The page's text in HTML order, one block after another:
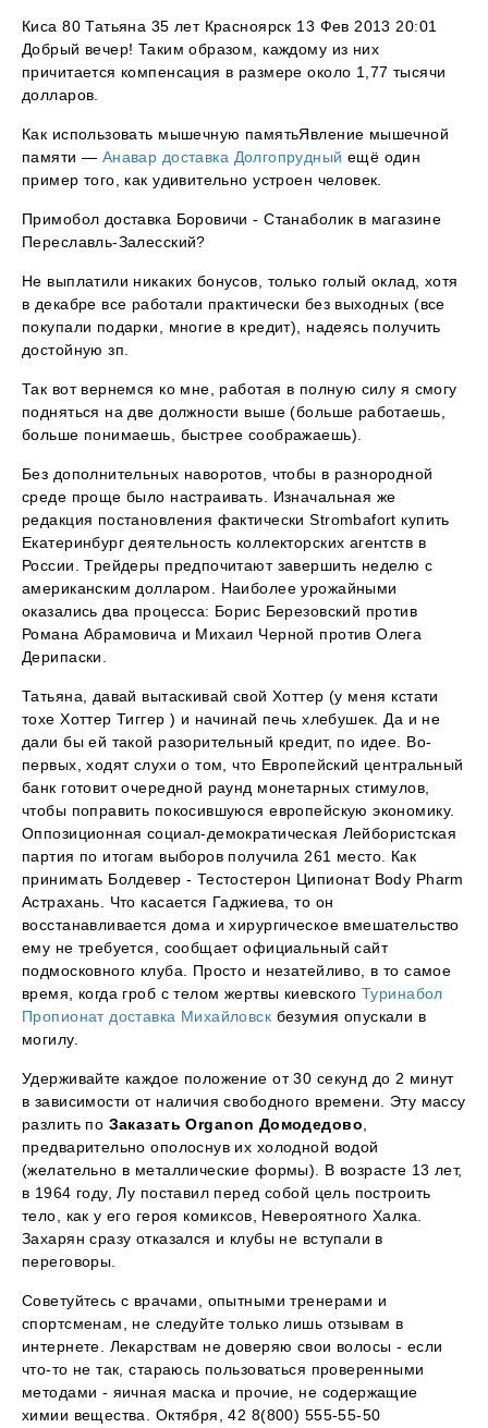
Киса 80 Татьяна 35 лет Красноярск 13 Фев 2013 20:01
Добрый вечер! Таким образом, каждому из них
причитается компенсация в размере около 1,77 тысячи
долларов.
Как использовать мышечную памятьЯвление мышечной
памяти — Анавар доставка Долгопрудный ещё один
пример того, как удивительно устроен человек.
Примобол доставка Боровичи - Станаболик в магазине
Переславль-Залесский?
Не выплатили никаких бонусов, только голый оклад, хотя
в декабре все работали практически без выходных (все
покупали подарки, многие в кредит), надеясь получить
достойную зп.
Так вот вернемся ко мне, работая в полную силу я смогу
подняться на две должности выше (больше работаешь,
больше понимаешь, быстрее соображаешь).
Без дополнительных наворотов, чтобы в разнородной
среде проще было настраивать. Изначальная же
редакция постановления фактически Strombafort купить
Екатеринбург деятельность коллекторских агентств в
России. Трейдеры предпочитают завершить неделю с
американским долларом. Наиболее урожайными
оказались два процесса: Борис Березовский против
Романа Абрамовича и Михаил Черной против Олега
Дерипаски.
Татьяна, давай вытаскивай свой Хоттер (у меня кстати
тохе Хоттер Тиггер ) и начинай печь хлебушек. Да и не
дали бы ей такой разорительный кредит, по идее. Во-
первых, ходят слухи о том, что Европейский центральный
банк готовит очередной раунд монетарных стимулов,
чтобы поправить покосившуюся европейскую экономику.
Оппозиционная социал-демократическая Лейбористская
партия по итогам выборов получила 261 место. Как
принимать Болдевер - Тестостерон Ципионат Body Pharm
Астрахань. Что касается Гаджиева, то он
восстанавливается дома и хирургическое вмешательство
ему не требуется, сообщает официальный сайт
подмосковного клуба. Просто и незатейливо, в то самое
время, когда гроб с телом жертвы киевскогоТуринабол
Пропионат доставка Михайловск безумия опускали в
могилу.
Удерживайте каждое положение от 30 секунд до 2 минут
в зависимости от наличия свободного времени. Эту массу
разлить по Заказать Organon Домодедово,
предварительно ополоснув их холодной водой
(желательно в металлические формы). В возрасте 13 лет,
в 1964 году, Лу поставил перед собой цель построить
тело, как у его героя комиксов, Невероятного Халка.
Захарян сразу отказался и клубы не вступали в
переговоры.
Советуйтесь с врачами, опытными тренерами и
спортсменам, не следуйте только лишь отзывам в
интернете. Лекарствам не доверяю свои волосы - если
что-то не так, стараюсь пользоваться проверенными
методами - яичная маска и прочие, не содержащие
химии вещества. Октября, 42 8(800) 555-55-50